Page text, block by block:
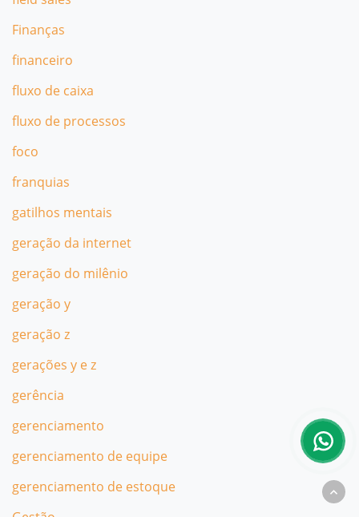
Finanças
financeiro
fluxo de caixa
fluxo de processos
foco
franquias
gatilhos mentais
geração da internet
geração do milênio
geração y
geração z
gerações y e z
gerência
gerenciamento
gerenciamento de equipe
gerenciamento de estoque